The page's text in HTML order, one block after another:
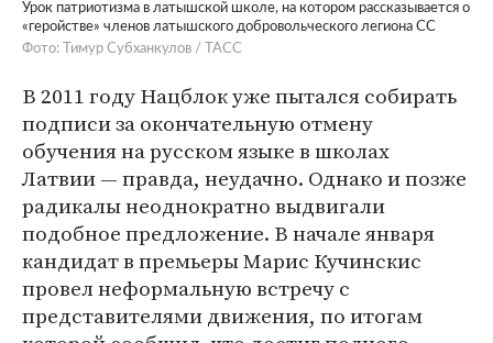
Урок патриотизма в латышской школе, на котором рассказывается о
«геройстве» членов латышского добровольческого легиона СС
Фото: Тимур Субханкулов / ТАСС
В 2011 году Нацблок уже пытался собирать
подписи за окончательную отмену
обучения на русском языке в школах
Латвии — правда, неудачно. Однако и позже
радикалы неоднократно выдвигали
подобное предложение. В начале января
кандидат в премьеры Марис Кучинскис
провел неформальную встречу с
представителями движения, по итогам